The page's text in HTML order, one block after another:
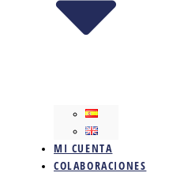
MI CUENTA
COLABORACIONES